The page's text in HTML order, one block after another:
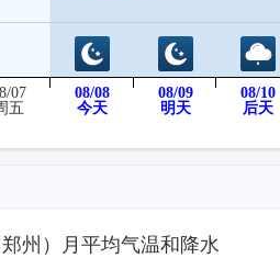
07
五
08/08
今天
08/09
明天
08/10
后天
州）月平均气温和降水